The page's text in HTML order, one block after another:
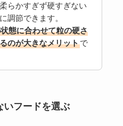
らかすぎず硬すぎない
調節できます。
態に合わせて粒の硬さ
のが大きなメリットで
いフードを選ぶ